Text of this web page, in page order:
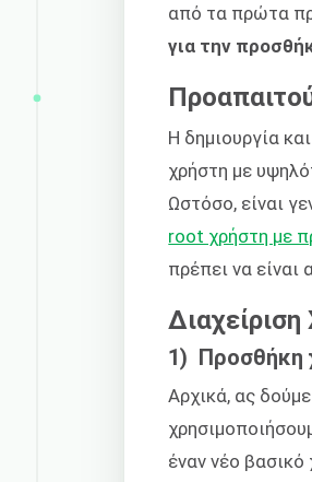
από τα πρώτα
για την
Η δημιουργία
χρήστη με
Ωστόσο, είναι
root χρήστη με
πρέπει να είναι
1) Προσθήκη
Αρχικά, ας
έναν νέο